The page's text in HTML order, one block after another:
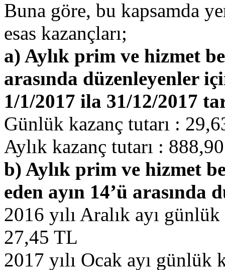
Buna göre, bu kapsamda
esas kazançları;
a) Aylık prim ve hizmet
arasında düzenleyenler
1/1/2017 ila 31/12/2017
Günlük kazanç tutarı :
Aylık kazanç tutarı :
b) Aylık prim ve hizmet
eden ayın 14’ü arasında
2016 yılı Aralık ayı
27,45 TL
2017 yılı Ocak ayı